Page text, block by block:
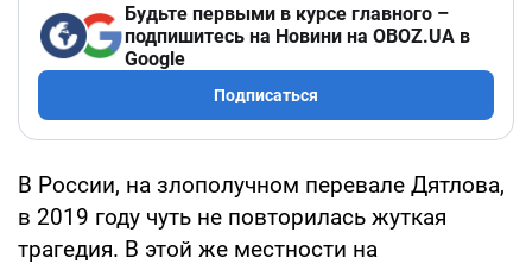
Будьте первыми в курсе главного –
подпишитесь на Новини на OBOZ.UA в
Google
Подписаться
В России, на злополучном перевале Дятлова,
в 2019 году чуть не повторилась жуткая
трагедия. В этой же местности на